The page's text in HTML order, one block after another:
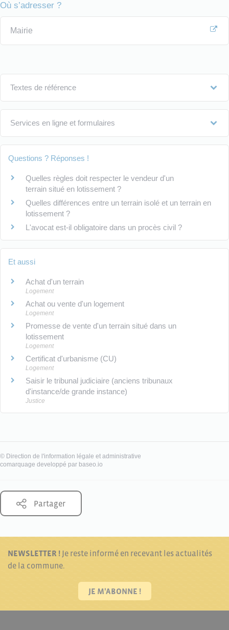
Où s’adresser ?
Mairie
Textes de référence
Services en ligne et formulaires
Questions ? Réponses !
Quelles règles doit respecter le vendeur d'un
terrain situé en lotissement ?
Quelles différences entre un terrain isolé et un terrain en
lotissement ?
L'avocat est-il obligatoire dans un procès civil ?
Et aussi
Achat d'un terrain
Logement
Achat ou vente d'un logement
Logement
Promesse de vente d'un terrain situé dans un
lotissement
Logement
Certificat d'urbanisme (CU)
Logement
Saisir le tribunal judiciaire (anciens tribunaux
d'instance/de grande instance)
Justice
© Direction de l'information légale et administrative
comarquage developpé par baseo.io
Partager
NEWSLETTER ! Je reste informé en recevant les actualités
de la commune.
JE M'ABONNE !